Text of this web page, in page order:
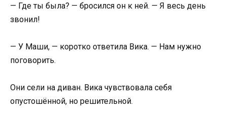
— Где ты была? — бросился он к ней. — Я весь день
звонил!
— У Маши, — коротко ответила Вика. — Нам нужно
поговорить.
Они сели на диван. Вика чувствовала себя
опустошённой, но решительной.